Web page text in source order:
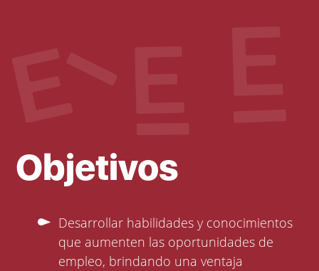
Objetivos
Desarrollar habilidades y conocimientos
que aumenten las oportunidades de
empleo, brindando una ventaja